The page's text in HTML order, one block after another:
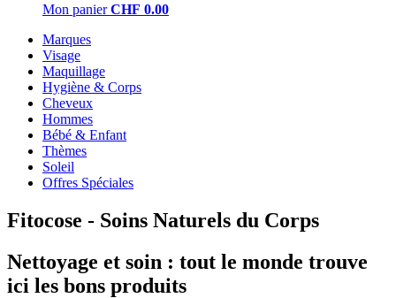
Mon panier CHF 0.00
Marques
Visage
Maquillage
Hygiène & Corps
Cheveux
Hommes
Bébé & Enfant
Thèmes
Soleil
Offres Spéciales
Fitocose - Soins Naturels du Corps
Nettoyage et soin : tout le monde trouve
ici les bons produits